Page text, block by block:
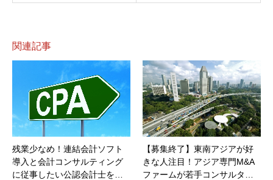
関連記事
残業少なめ！連結会計ソフト
導入と会計コンサルティング
に従事したい公認会計士を…
【募集終了】東南アジアが好
きな人注目！アジア専門M&A
ファームが若手コンサルタ…